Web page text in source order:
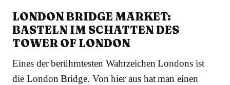
LONDON BRIDGE MARKET:
BASTELN IM SCHATTEN DES
TOWER OF LONDON
Eines der berühmtesten Wahrzeichen Londons ist
die London Bridge. Von hier aus hat man einen